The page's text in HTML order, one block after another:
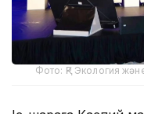
Фото: ҚР Экология